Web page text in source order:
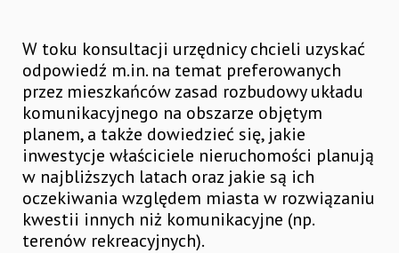
W toku konsultacji urzędnicy chcieli uzyskać
odpowiedź m.in. na temat preferowanych
przez mieszkańców zasad rozbudowy układu
komunikacyjnego na obszarze objętym
planem, a także dowiedzieć się, jakie
inwestycje właściciele nieruchomości planują
w najbliższych latach oraz jakie są ich
oczekiwania względem miasta w rozwiązaniu
kwestii innych niż komunikacyjne (np.
terenów rekreacyjnych).